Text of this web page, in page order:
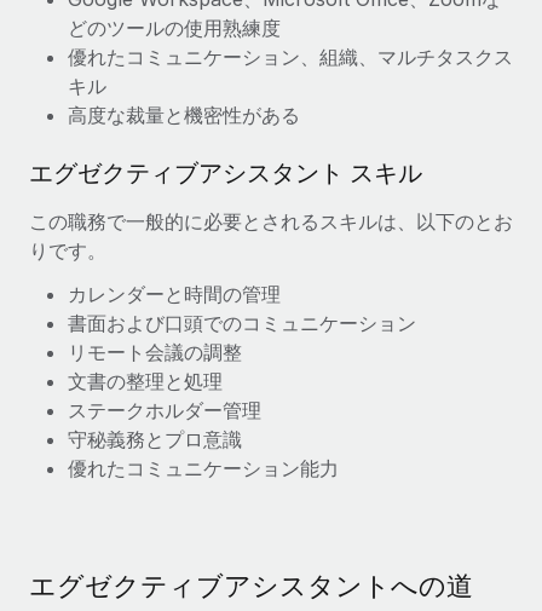
詳細を見る
どのツールの使用熟練度
優れたコミュニケーション、組織、マルチタスクス
キル
高度な裁量と機密性がある
エグゼクティブアシスタント スキル
この職務で一般的に必要とされるスキルは、以下のとお
りです。
カレンダーと時間の管理
書面および口頭でのコミュニケーション
リモート会議の調整
文書の整理と処理
ステークホルダー管理
守秘義務とプロ意識
優れたコミュニケーション能力
エグゼクティブアシスタントへの道